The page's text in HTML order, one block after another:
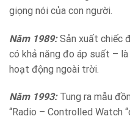
giọng nói của con người.
Năm 1989:Sản xuất chiếc
có khả năng đo áp suất –
hoạt động ngoài trời.
Năm 1993: Tung ra mẫu
“Radio – Controlled Watch